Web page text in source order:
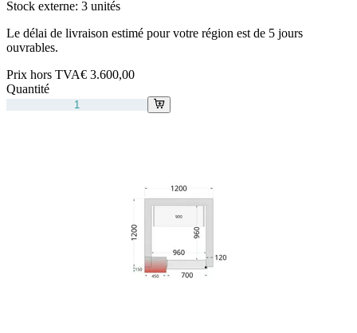
Stock externe: 3 unités
Le délai de livraison estimé pour votre région est de 5 jours
ouvrables.
Prix hors TVA€ 3.600,00
Quantité